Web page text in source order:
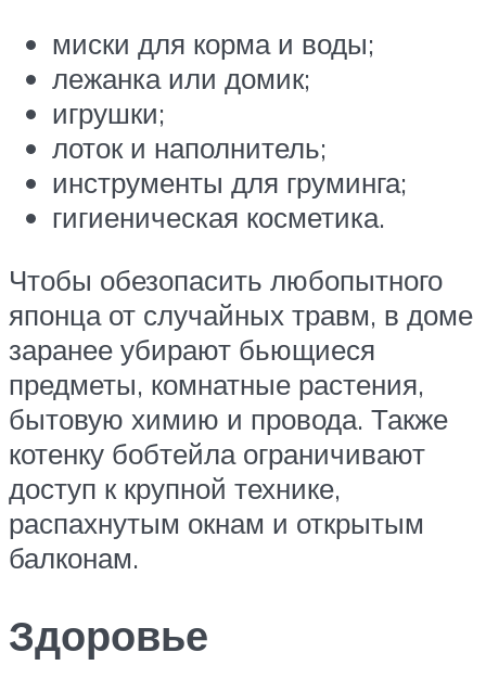
миски для корма и воды;
лежанка или домик;
игрушки;
лоток и наполнитель;
инструменты для груминга;
гигиеническая косметика.
Чтобы обезопасить любопытного
японца от случайных травм, в доме
заранее убирают бьющиеся
предметы, комнатные растения,
бытовую химию и провода. Также
котенку бобтейла ограничивают
доступ к крупной технике,
распахнутым окнам и открытым
балконам.
Здоровье